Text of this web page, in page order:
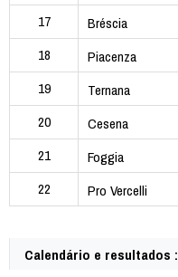
17
Bréscia
18
Piacenza
19
Ternana
20
Cesena
21
Foggia
22
Pro Vercelli
Calendário e resultados :